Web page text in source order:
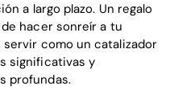
a largo plazo. Un regalo
hacer sonreír a tu
como un catalizador
significativas y
profundas.